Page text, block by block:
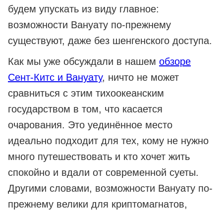
будем упускать из виду главное:
возможности Вануату по-прежнему
существуют, даже без шенгенского доступа.
Как мы уже обсуждали в нашем обзоре
Сент-Китс и Вануату, ничто не может
сравниться с этим тихоокеанским
государством в том, что касается
очарования. Это уединённое место
идеально подходит для тех, кому не нужно
много путешествовать и кто хочет жить
спокойно и вдали от современной суеты.
Другими словами, возможности Вануату по-
прежнему велики для криптомагнатов,